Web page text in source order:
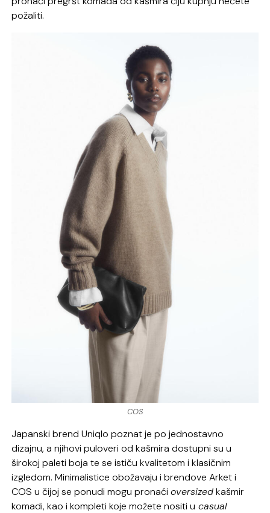
požaliti.
COS
Japanski brend Uniqlo poznat je po jednostavno
dizajnu, a njihovi puloveri od kašmira dostupni su u
širokoj paleti boja te se ističu kvalitetom i klasičnim
izgledom. Minimalistice obožavaju i brendove Arket i
COS u čijoj se ponudi mogu pronaćioversizedkašmir
komadi, kao i kompleti koje možete nositi u casual